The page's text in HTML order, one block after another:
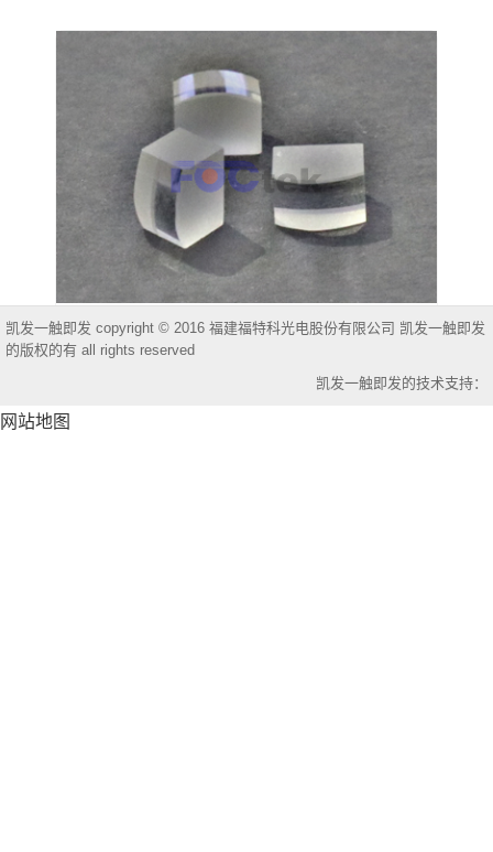
非球面柱面镜
凯发一触即发 copyright © 2016 福建福特科光电股份有限公司 凯发一触即发
的版权的有 all rights reserved
凯发一触即发的技术支持：
网站地图